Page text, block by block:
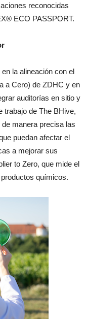
reconocidas
ECO PASSPORT.
la alineación con el
a Cero) de ZDHC y en
auditorías en sitio y
trabajo de The BHive,
manera precisa las
puedan afectar el
a mejorar sus
to Zero, que mide el
químicos.